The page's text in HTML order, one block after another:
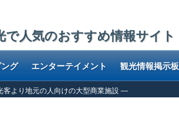
で人気のおすすめ情報サイト
グ エンターテイメント 観光情報掲示板
より地元の人向けの大型商業施設 ―